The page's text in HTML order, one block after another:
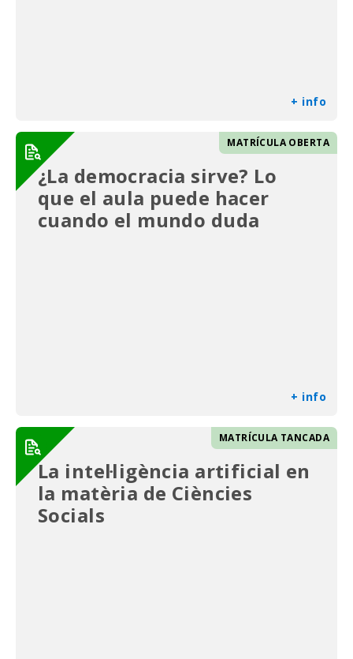
+ info
MATRÍCULA OBERTA
¿La democracia sirve? Lo
que el aula puede hacer
cuando el mundo duda
+ info
MATRÍCULA TANCADA
La intel·ligència artificial en
la matèria de Ciències
Socials